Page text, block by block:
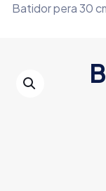
Batidor pera 30